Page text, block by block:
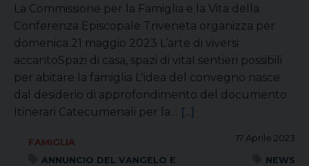
La Commissione per la Famiglia e la Vita della
Conferenza Episcopale Triveneta organizza per
domenica 21 maggio 2023 L’arte di viversi
accantoSpazi di casa, spazi di vitaI sentieri possibili
per abitare la famiglia L'idea del convegno nasce
dal desiderio di approfondimento del documento
Itinerari Catecumenali per la… [...]
17 Aprile 2023
FAMIGLIA
ANNUNCIO DEL VANGELO E
NEWS